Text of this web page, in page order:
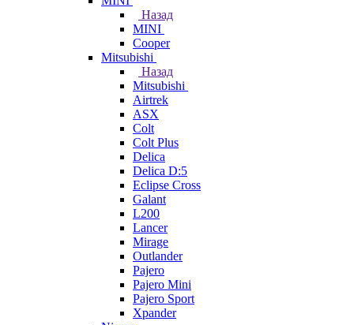
Назад
MINI
Cooper
Mitsubishi
Назад
Mitsubishi
Airtrek
ASX
Colt
Colt Plus
Delica
Delica D:5
Eclipse Cross
Galant
L200
Lancer
Mirage
Outlander
Pajero
Pajero Mini
Pajero Sport
Xpander